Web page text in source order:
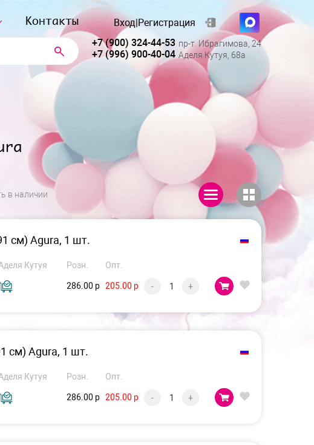
Контакты Вход|Регистрация
+7 (900) 324-44-53 пр-т. Ибрагимова, 24
+7 (996) 900-40-04 Аделя Кутуя, 68а
в наличии
см) Agura, 1 шт.
Кутуя Розн. Опт.
286.00 р 205.00 р - +
см) Agura, 1 шт.
Кутуя Розн. Опт.
286.00 р 205.00 р - +